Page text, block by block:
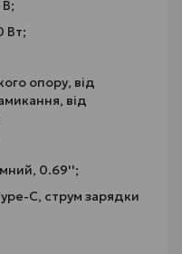
В;
Вт;
опору, від
від
0.69'';
C, струм зарядки